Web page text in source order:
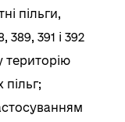
пільги,
389, 391 і 392
територію
пільг;